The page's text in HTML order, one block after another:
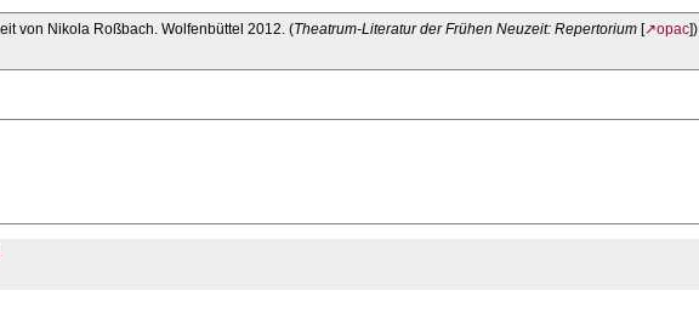
von Nikola Roßbach. Wolfenbüttel 2012. (Theatrum-Literatur der Frühen Neuzeit: Repertorium[↗opac])